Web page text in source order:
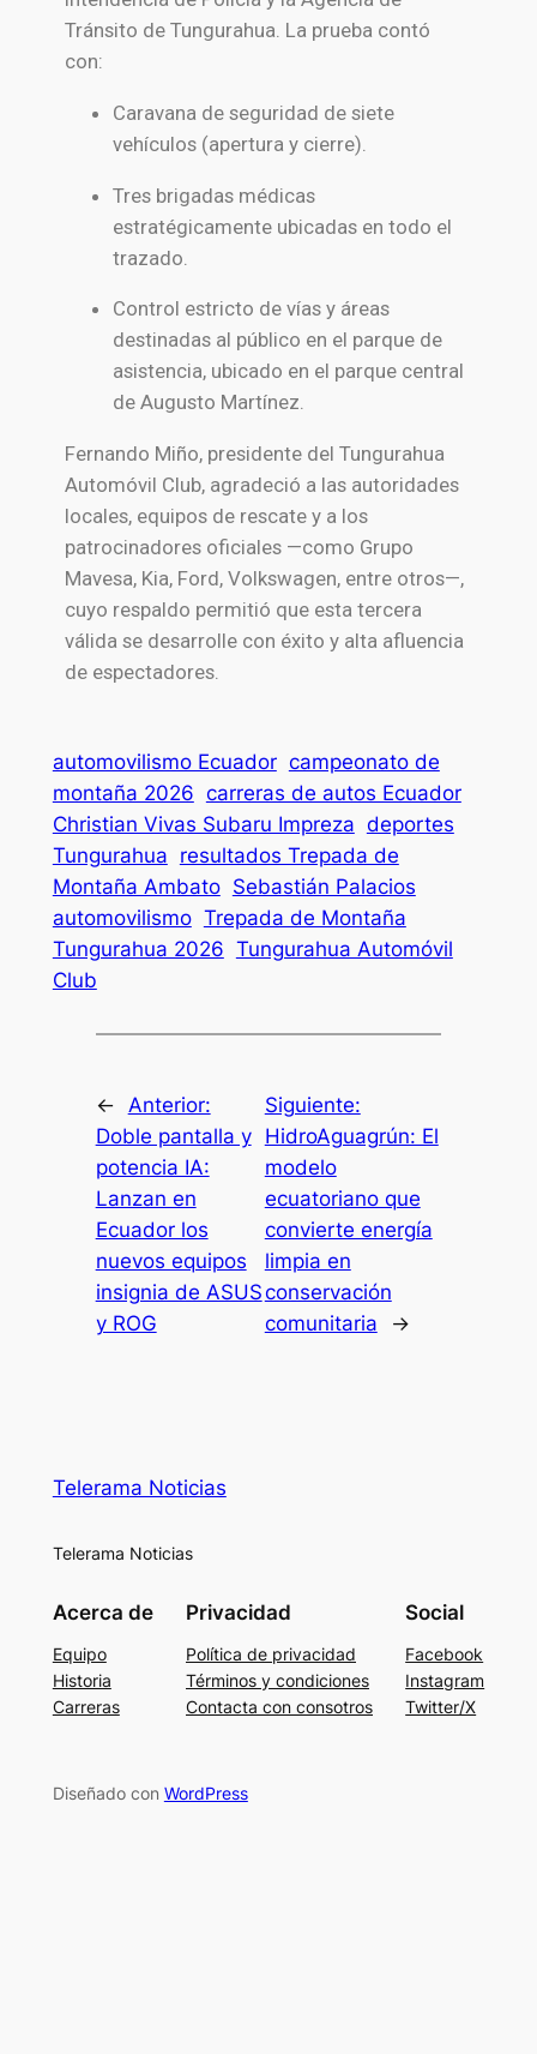
Tránsito de Tungurahua. La prueba contó
con:
Caravana de seguridad de siete
vehículos (apertura y cierre).
Tres brigadas médicas
estratégicamente ubicadas en todo el
trazado.
Control estricto de vías y áreas
destinadas al público en el parque de
asistencia, ubicado en el parque central
de Augusto Martínez.
Fernando Miño, presidente del Tungurahua
Automóvil Club, agradeció a las autoridades
locales, equipos de rescate y a los
patrocinadores oficiales —como Grupo
Mavesa, Kia, Ford, Volkswagen, entre otros—,
cuyo respaldo permitió que esta tercera
válida se desarrolle con éxito y alta afluencia
de espectadores.
automovilismo Ecuador campeonato de
montaña 2026 carreras de autos Ecuador
Christian Vivas Subaru Impreza deportes
Tungurahua resultados Trepada de
Montaña Ambato Sebastián Palacios
automovilismo Trepada de Montaña
Tungurahua 2026 Tungurahua Automóvil
Club
←
Anterior:
Doble pantalla y
potencia IA:
Lanzan en
Ecuador los
nuevos equipos
insignia de ASUS
y ROG
Siguiente:
HidroAguagrún: El
modelo
ecuatoriano que
convierte energía
limpia en
conservación
comunitaria
→
Telerama Noticias
Telerama Noticias
Acerca de
Equipo
Historia
Carreras
Privacidad
Política de privacidad
Términos y condiciones
Contacta con consotros
Social
Facebook
Instagram
Twitter/X
Diseñado con WordPress